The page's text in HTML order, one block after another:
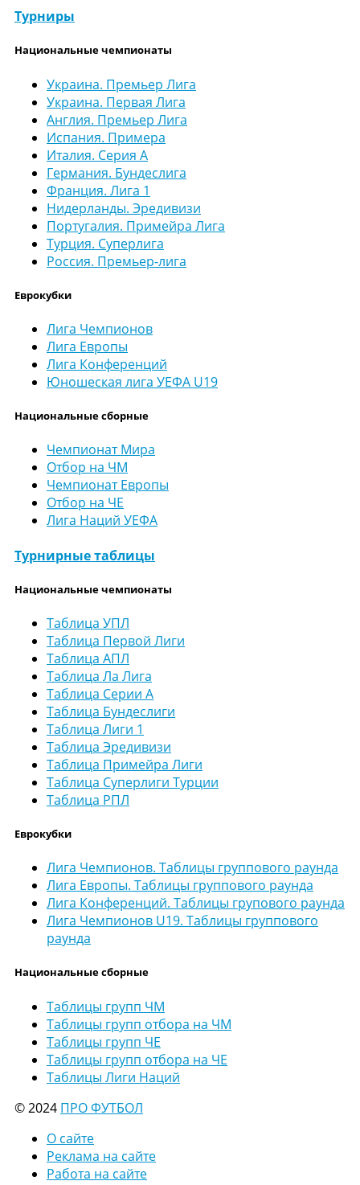
Турниры
Национальные чемпионаты
Украина. Премьер Лига
Украина. Первая Лига
Англия. Премьер Лига
Испания. Примера
Италия. Серия А
Германия. Бундеслига
Франция. Лига 1
Нидерланды. Эредивизи
Португалия. Примейра Лига
Турция. Суперлига
Россия. Премьер-лига
Еврокубки
Лига Чемпионов
Лига Европы
Лига Конференций
Юношеская лига УЕФА U19
Национальные сборные
Чемпионат Мира
Отбор на ЧМ
Чемпионат Европы
Отбор на ЧЕ
Лига Наций УЕФА
Турнирные таблицы
Национальные чемпионаты
Таблица УПЛ
Таблица Первой Лиги
Таблица АПЛ
Таблица Ла Лига
Таблица Серии А
Таблица Бундеслиги
Таблица Лиги 1
Таблица Эредивизи
Таблица Примейра Лиги
Таблица Суперлиги Турции
Таблица РПЛ
Еврокубки
Лига Чемпионов. Таблицы группового раунда
Лига Европы. Таблицы группового раунда
Лига Конференций. Таблицы групового раунда
Лига Чемпионов U19. Таблицы группового
раунда
Национальные сборные
Таблицы групп ЧМ
Таблицы групп отбора на ЧМ
Таблицы групп ЧЕ
Таблицы групп отбора на ЧЕ
Таблицы Лиги Наций
© 2024 ПРО ФУТБОЛ
О сайте
Реклама на сайте
Работа на сайте